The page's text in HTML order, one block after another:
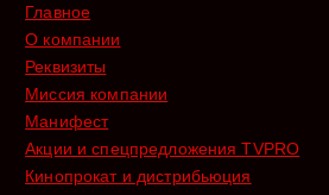
Главное
О компании
Реквизиты
Миссия компании
Манифест
Акции и спецпредложения TVPRO
Кинопрокат и дистрибьюция